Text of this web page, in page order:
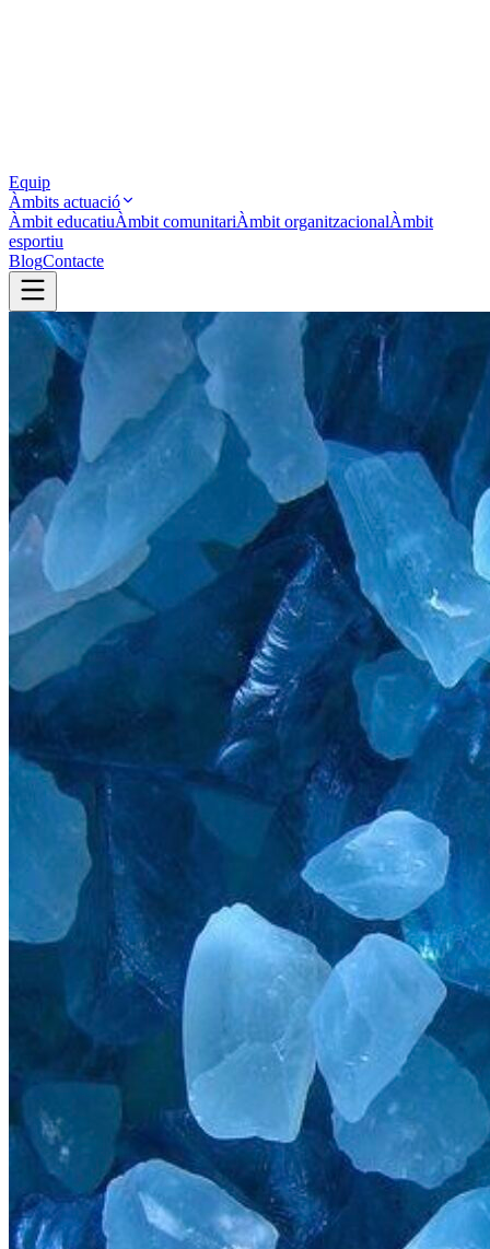
Equip
Àmbits actuació
Àmbit educatiuÀmbit comunitariÀmbit organitzacionalÀmbit
esportiu
BlogContacte